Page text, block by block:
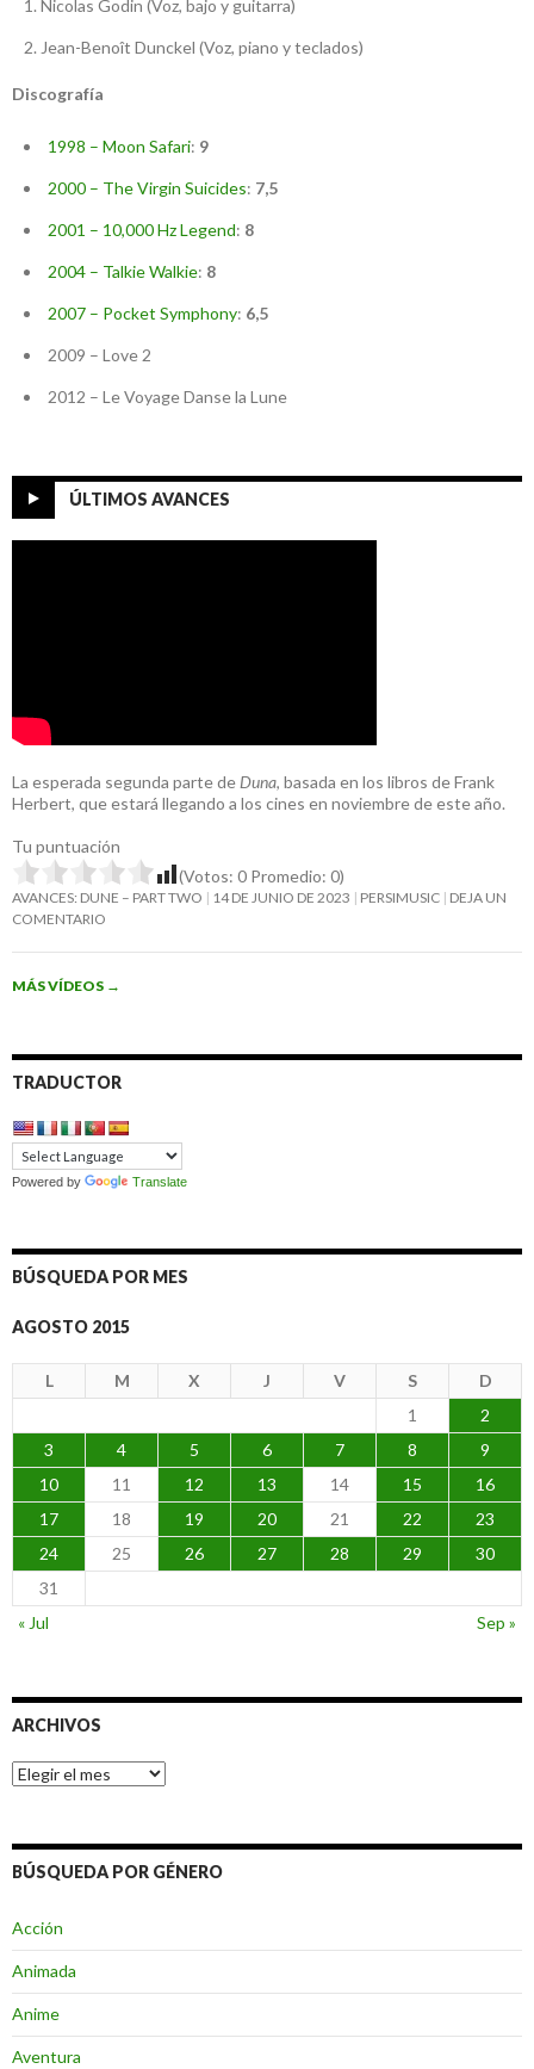
Nicolas Godin (Voz, bajo y guitarra)
Jean-Benoît Dunckel (Voz, piano y teclados)
Discografía
1998 – Moon Safari: 9
2000 – The Virgin Suicides: 7,5
2001 – 10,000 Hz Legend: 8
2004 – Talkie Walkie: 8
2007 – Pocket Symphony: 6,5
2009 – Love 2
2012 – Le Voyage Danse la Lune
ÚLTIMOS AVANCES
La esperada segunda parte de Duna, basada en los libros de Frank
Herbert, que estará llegando a los cines en noviembre de este año.
Tu puntuación
(Votos: 0 Promedio: 0)
AVANCES: DUNE – PART TWO 14 DE JUNIO DE 2023 PERSIMUSIC DEJA UN
COMENTARIO
MÁS VÍDEOS →
TRADUCTOR
Powered by Translate
BÚSQUEDA POR MES
AGOSTO 2015
L M X J V S
D
1
2
3
4 5 6 7 8
9
10
11 12 13 14 15
16
17
18 19 20 21 22
23
24
25 26 27 28 29
30
31
« Jul
Sep »
ARCHIVOS
Archivos
BÚSQUEDA POR GÉNERO
Acción
Animada
Anime
Aventura